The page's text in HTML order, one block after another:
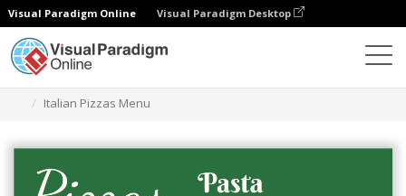
Visual Paradigm Online Visual Paradigm Desktop
Italian Pizzas Menu